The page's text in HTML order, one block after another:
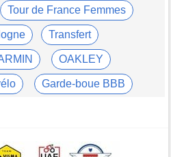
16:38
et prend la 2e place du
Dailymotion : Cyclism'Actu TV
étape, Gall le général final !
c'était stupide"
Tour de France Femmes
Transfert
OAKLEY
Garde-boue BBB